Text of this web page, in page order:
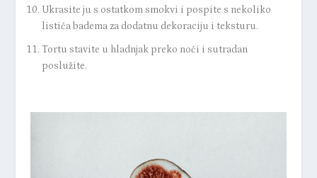
Ukrasite ju s ostatkom smokvi i pospite s nekoliko
listića badema za dodatnu dekoraciju i teksturu.
Tortu stavite u hladnjak preko noći i sutradan
poslužite.